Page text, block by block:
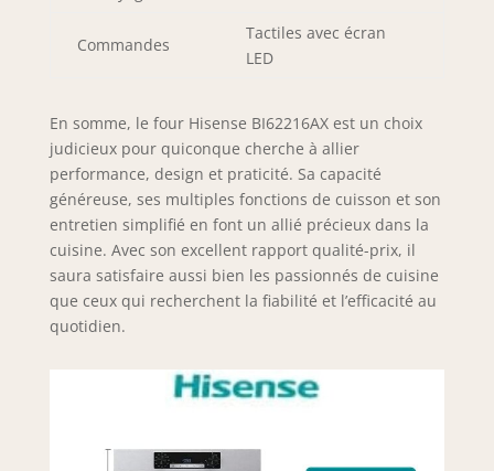
Commandes
Tactiles avec écran
LED
En somme, le four Hisense BI62216AX est un choix
judicieux pour quiconque cherche à allier
performance, design et praticité. Sa capacité
généreuse, ses multiples fonctions de cuisson et son
entretien simplifié en font un allié précieux dans la
cuisine. Avec son excellent rapport qualité-prix, il
saura satisfaire aussi bien les passionnés de cuisine
que ceux qui recherchent la fiabilité et l’efficacité au
quotidien.